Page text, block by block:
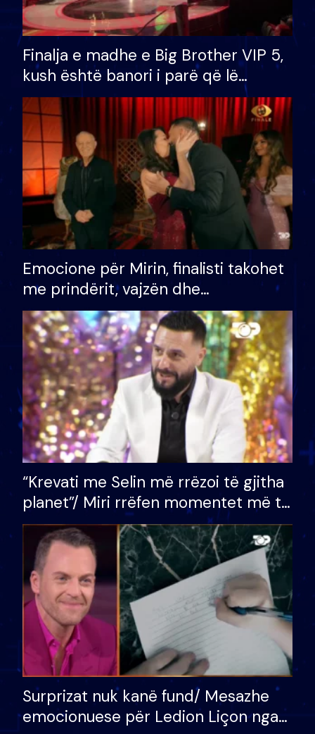
Finalja e madhe e Big Brother VIP 5,
kush është banori i parë që lë
shtëpinë dhe humb mundësinë për
të fituar çmimin e madh
Emocione për Mirin, finalisti takohet
me prindërit, vajzën dhe
bashkëshorten: S’kemi ndonjë letër
divorci apo jo?
“Krevati me Selin më rrëzoi të gjitha
planet”/ Miri rrëfen momentet më të
bukura në shtëpinë e BB VIP: Do më
mungojë zilja e mëngjesit kur…
Surprizat nuk kanë fund/ Mesazhe
emocionuese për Ledion Liçon nga